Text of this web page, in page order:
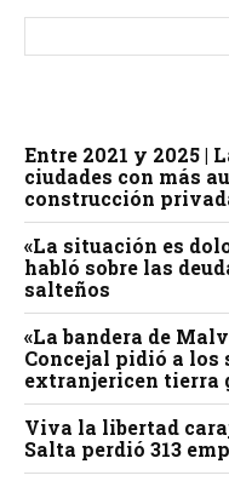
Entre 2021 y 2025 |
ciudades con más
construcción
«La situación es
habló sobre las
salteños
«La bandera de
Concejal pidió a los
extranjericen tierra
Viva la libertad
Salta perdió 313